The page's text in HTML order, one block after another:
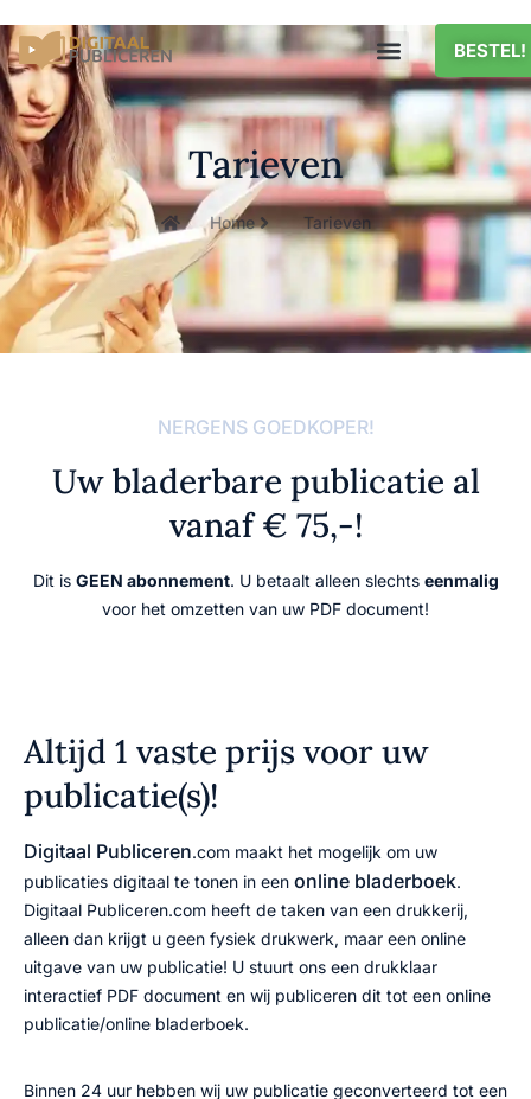
BESTEL!
Tarieven
Home Tarieven
NERGENS GOEDKOPER!
Uw bladerbare publicatie al
vanaf € 75,-!
Dit is GEEN abonnement. U betaalt alleen slechts eenmalig
voor het omzetten van uw PDF document!
Altijd 1 vaste prijs voor uw
publicatie(s)!
Digitaal Publiceren.com maakt het mogelijk om uw
publicaties digitaal te tonen in een online bladerboek.
Digitaal Publiceren.com heeft de taken van een drukkerij,
alleen dan krijgt u geen fysiek drukwerk, maar een online
uitgave van uw publicatie! U stuurt ons een drukklaar
interactief PDF document en wij publiceren dit tot een online
publicatie/online bladerboek.
Binnen 24 uur hebben wij uw publicatie geconverteerd tot een